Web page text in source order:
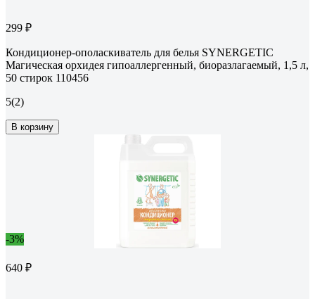
299 ₽
Кондиционер-ополаскиватель для белья SYNERGETIC
Магическая орхидея гипоаллергенный, биоразлагаемый, 1,5 л,
50 стирок 110456
5(2)
В корзину
-3%
640 ₽